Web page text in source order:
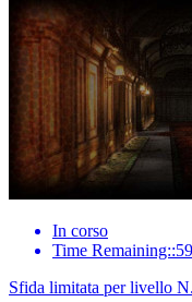
In corso
Time
Sfida limitata per livello